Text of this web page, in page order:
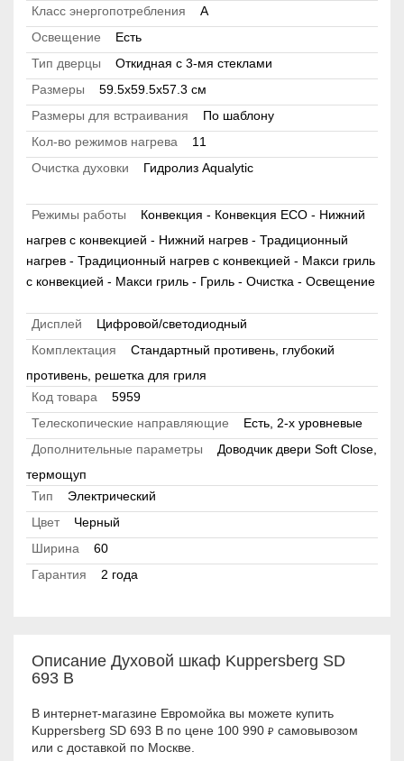
Класс энергопотребления
А
Освещение
Есть
Тип дверцы
Откидная с 3-мя стеклами
Размеры
59.5х59.5х57.3 см
Размеры для встраивания
По шаблону
Кол-во режимов нагрева
11
Очистка духовки
Гидролиз Aqualytic
Режимы работы
Конвекция - Конвекция ECO - Нижний
нагрев с конвекцией - Нижний нагрев - Традиционный
нагрев - Традиционный нагрев с конвекцией - Макси гриль
с конвекцией - Макси гриль - Гриль - Очистка - Освещение
Дисплей
Цифровой/светодиодный
Комплектация
Стандартный противень, глубокий
противень, решетка для гриля
Код товара
5959
Телескопические направляющие
Есть, 2-х уровневые
Дополнительные параметры
Доводчик двери Soft Close,
термощуп
Тип
Электрический
Цвет
Черный
Ширина
60
Гарантия
2 года
Описание Духовой шкаф Kuppersberg SD
693 B
В интернет-магазине Евромойка вы можете купить
Kuppersberg SD 693 B по цене 100 990 ₽ самовывозом
или с доставкой по Москве.